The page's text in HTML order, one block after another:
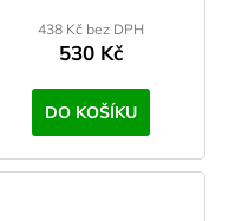
438 Kč bez DPH
530 Kč
DO KOŠÍKU